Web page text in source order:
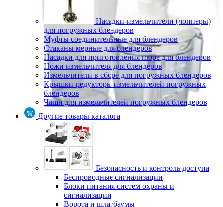
Насадки-измельчители (чопперы)
для погружных блендеров
Муфты соединительные для блендеров
Стаканы мерные для блендеров
Насадки для приготовления пюре для блендеров
Ножи измельчителя для блендеров
Измельчители в сборе для погружных блендеров
Крышки-редукторы измельчителей погружных
блендеров
Чаши для измельчителей погружных блендеров
Другие товары каталога
Безопасность и контроль доступа
Беспроводные сигнализации
Блоки питания систем охраны и
сигнализации
Ворота и шлагбаумы